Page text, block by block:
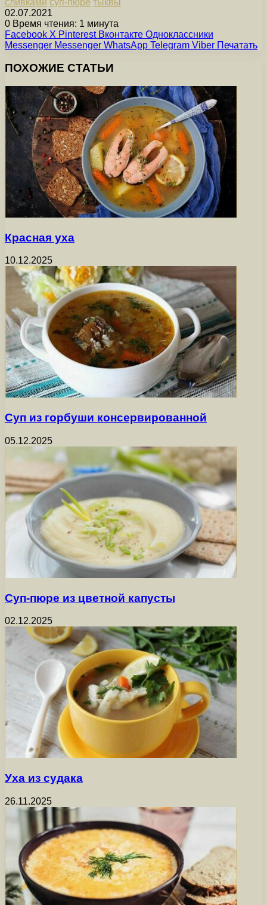
02.07.2021
0 Время чтения: 1 минута
Facebook X Pinterest Вконтакте Одноклассники
Messenger Messenger WhatsApp Telegram Viber Печатать
ПОХОЖИЕ СТАТЬИ
Красная уха
10.12.2025
Суп из горбуши консервированной
05.12.2025
Суп-пюре из цветной капусты
02.12.2025
Уха из судака
26.11.2025